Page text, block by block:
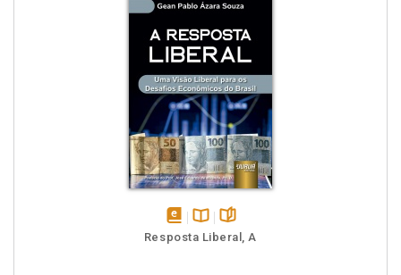
disponível
Disponível
páginas
Resposta Liberal, A